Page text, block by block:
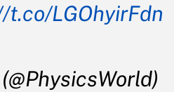
t.co/LGOhyirFdn